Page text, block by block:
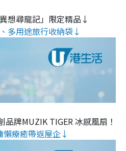
想尋龍記」限定精品↓
多用途旅行收納袋↓
品牌MUZIK TIGER 冰感風扇！
懶療癒帶返屋企↓